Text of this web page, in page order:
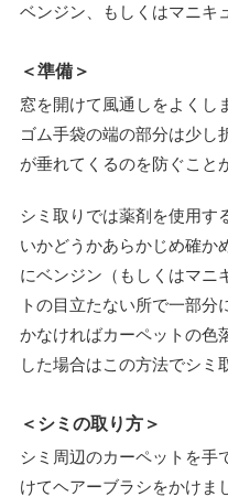
ベンジン、もしくはマニキ
＜準備＞
窓を開けて風通しをよくし
ゴム手袋の端の部分は少し
が垂れてくるのを防ぐこと
シミ取りでは薬剤を使用す
いかどうかあらかじめ確か
にベンジン（もしくはマニ
トの目立たない所で一部
かなければカーペットの色
した場合はこの方法でシミ
＜シミの取り方＞
シミ周辺のカーペットを手
けてヘアーブラシをかけま